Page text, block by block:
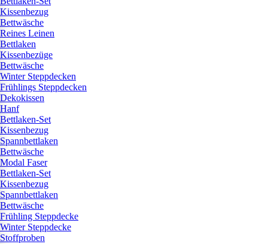
Kissenbezug
Bettwäsche
Reines Leinen
Bettlaken
Kissenbezüge
Bettwäsche
Winter Steppdecken
Frühlings Steppdecken
Dekokissen
Hanf
Bettlaken-Set
Kissenbezug
Spannbettlaken
Bettwäsche
Modal Faser
Bettlaken-Set
Kissenbezug
Spannbettlaken
Bettwäsche
Frühling Steppdecke
Winter Steppdecke
Stoffproben